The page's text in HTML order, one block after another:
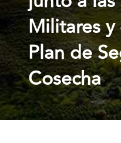
Militares
Plan de
Cosecha